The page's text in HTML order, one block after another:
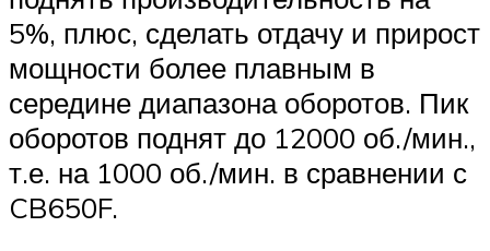
5%, плюс, сделать отдачу и прирост
мощности более плавным в
середине диапазона оборотов. Пик
оборотов поднят до 12000 об./мин.,
т.е. на 1000 об./мин. в сравнении с
CB650F.